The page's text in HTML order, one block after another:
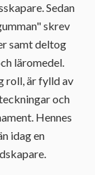
Sedan
skrev
samt deltog
läromedel.
roll, är fylld av
och
Hennes
idag en